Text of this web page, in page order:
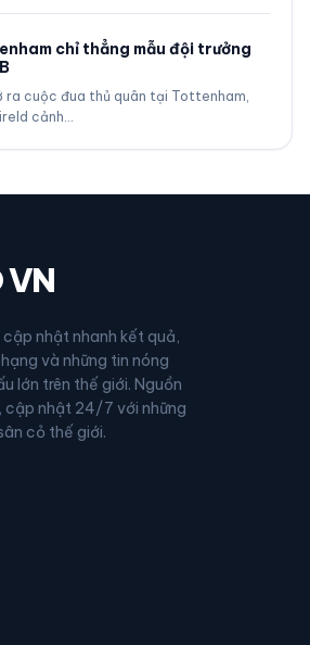
chỉ thẳng mẫu đội trưởng
ra cuộc đua thủ quân tại Tottenham,
cảnh…
VN
nhật nhanh kết quả,
và những tin nóng
lớn trên thế giới. Nguồn
cập nhật 24/7 với những
cỏ thế giới.